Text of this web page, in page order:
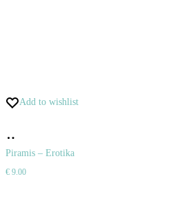
Add to wishlist
do
košíka
Piramis – Erotika
€ 9.00